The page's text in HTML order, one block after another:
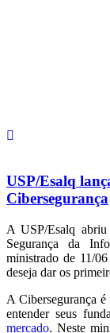
USP/Esalq
Cibersegurança
A USP/Esalq abriu
Segurança da
ministrado de 11/
deseja dar os
A Cibersegurança é
entender seus
mercado. Neste